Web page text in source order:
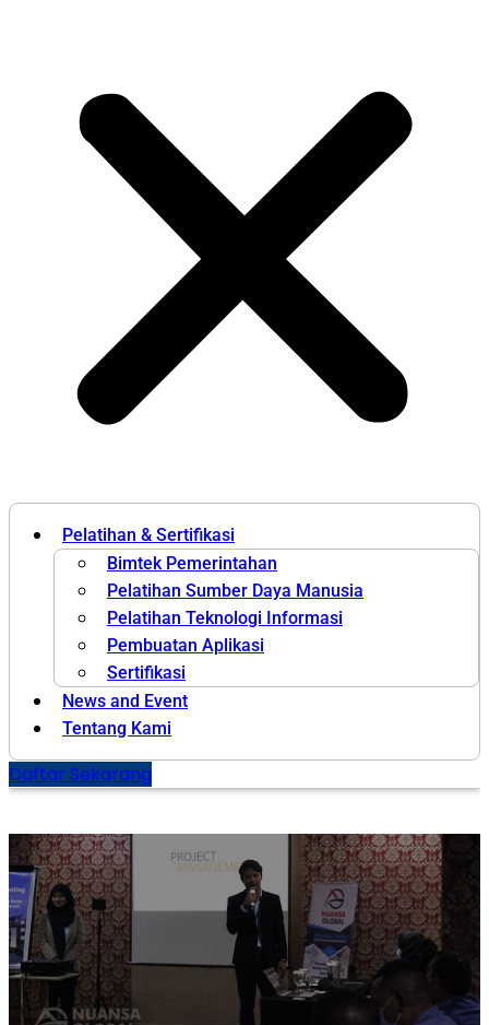
Pelatihan & Sertifikasi
Bimtek Pemerintahan
Pelatihan Sumber Daya Manusia
Pelatihan Teknologi Informasi
Pembuatan Aplikasi
Sertifikasi
News and Event
Tentang Kami
Daftar Sekarang